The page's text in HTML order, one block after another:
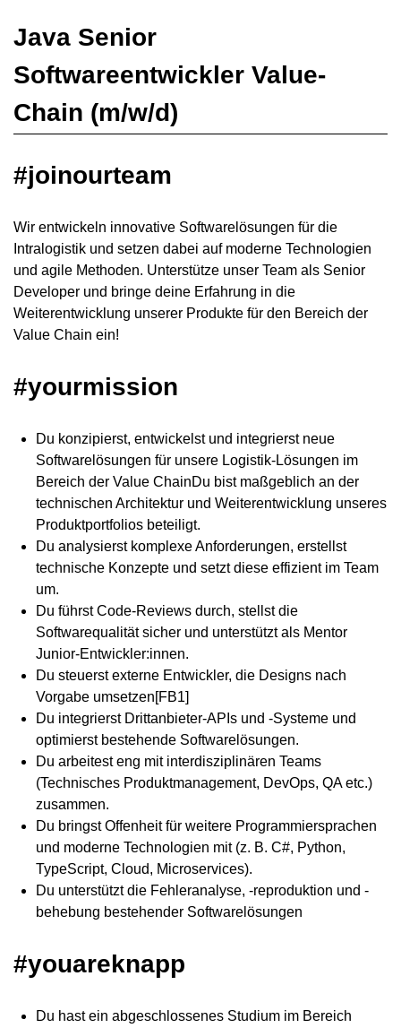
Java Senior
Softwareentwickler Value-
Chain (m/w/d)
#joinourteam
Wir entwickeln innovative Softwarelösungen für die
Intralogistik und setzen dabei auf moderne Technologien
und agile Methoden. Unterstütze unser Team als Senior
Developer und bringe deine Erfahrung in die
Weiterentwicklung unserer Produkte für den Bereich der
Value Chain ein!
#yourmission
Du konzipierst, entwickelst und integrierst neue
Softwarelösungen für unsere Logistik-Lösungen im
Bereich der Value ChainDu bist maßgeblich an der
technischen Architektur und Weiterentwicklung unseres
Produktportfolios beteiligt.
Du analysierst komplexe Anforderungen, erstellst
technische Konzepte und setzt diese effizient im Team
um.
Du führst Code-Reviews durch, stellst die
Softwarequalität sicher und unterstützt als Mentor
Junior-Entwickler:innen.
Du steuerst externe Entwickler, die Designs nach
Vorgabe umsetzen[FB1]
Du integrierst Drittanbieter-APIs und -Systeme und
optimierst bestehende Softwarelösungen.
Du arbeitest eng mit interdisziplinären Teams
(Technisches Produktmanagement, DevOps, QA etc.)
zusammen.
Du bringst Offenheit für weitere Programmiersprachen
und moderne Technologien mit (z. B. C#, Python,
TypeScript, Cloud, Microservices).
Du unterstützt die Fehleranalyse, -reproduktion und -
behebung bestehender Softwarelösungen
#youareknapp
Du hast ein abgeschlossenes Studium im Bereich